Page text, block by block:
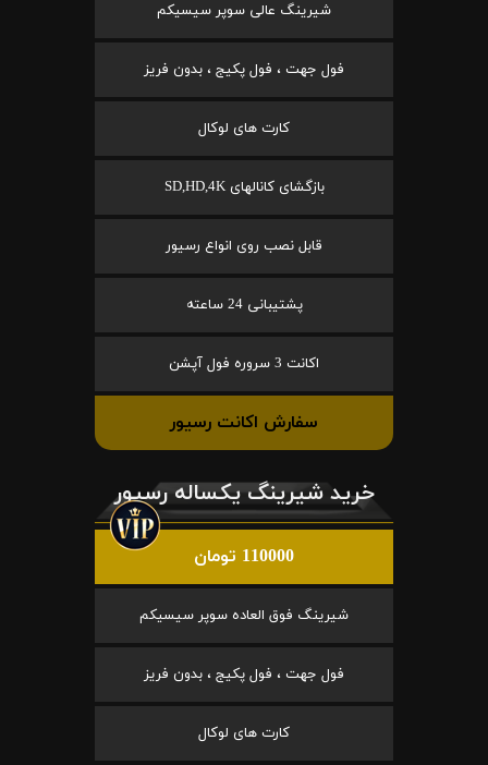
شیرینگ عالی سوپر سیسیکم
فول جهت ، فول پکیج ، بدون فریز
کارت های لوکال
بازگشای کانالهای SD,HD,4K
قابل نصب روی انواع رسیور
پشتیبانی 24 ساعته
اکانت 3 سروره فول آپشن
سفارش اکانت رسیور
خرید شیرینگ یکساله رسیور
110000 تومان
شیرینگ فوق العاده سوپر سیسیکم
فول جهت ، فول پکیج ، بدون فریز
کارت های لوکال